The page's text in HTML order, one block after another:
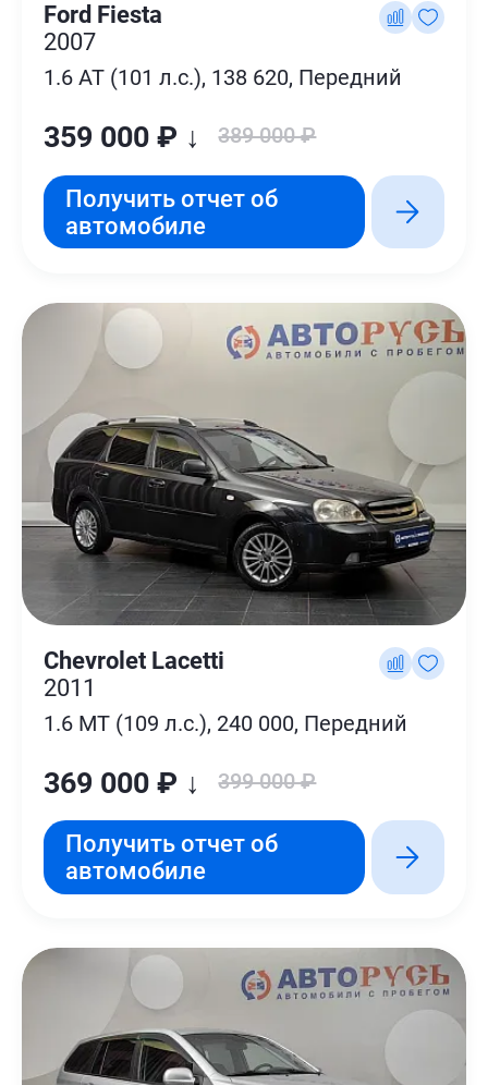
Ford Fiesta
2007
1.6 AT (101 л.с.), 138 620, Передний
359 000 ₽ ↓ 389 000 ₽
Получить отчет об
автомобиле
Chevrolet Lacetti
2011
1.6 MT (109 л.с.), 240 000, Передний
369 000 ₽ ↓ 399 000 ₽
Получить отчет об
автомобиле